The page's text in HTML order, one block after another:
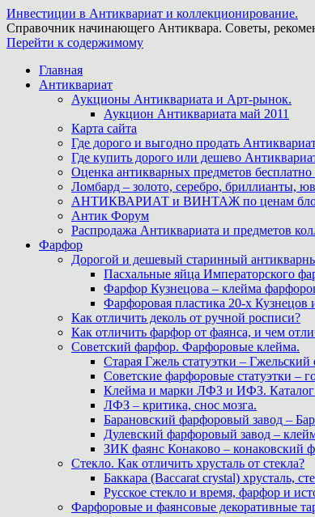
Инвестиции в Антиквариат и коллекционирование.
Справочник начинающего Антиквара. Советы,
Перейти к содержимому
Главная
Антиквариат
Аукционы Антиквариата и Арт-рынок.
Аукцион Антиквариата май 2011
Карта сайта
Где дорого и выгодно продать
Где купить дорого или дешево
Оценка антикварных предметов
Ломбард – золото, серебро, бриллианты,
АНТИКВАРИАТ и ВИНТАЖ по ценам
Антик Форум
Распродажа Антиквариата и предметов
Фарфор
Дорогой и дешевый старинный
Пасхальные яйца Императорского
Фарфор Кузнецова – клейма
Фарфоровая пластика 20-х
Как отличить деколь от ручной росписи?
Как отличить фарфор от фаянса, и чем
Советский фарфор. Фарфоровые клейма.
Старая Гжель статуэтки – Гжельский
Советские фарфоровые статуэтки –
Клейма и марки ЛФЗ и ИФЗ.
ЛФЗ – критика, снос мозга.
Барановский фарфоровый завод –
Дулевский фарфоровый завод –
ЗИК фаянс Конаково – конаковский
Стекло. Как отличить хрусталь от стекла?
Баккара (Baccarat crystal) хрусталь,
Русское стекло и время, фарфор и
Фарфоровые и фаянсовые декоративные